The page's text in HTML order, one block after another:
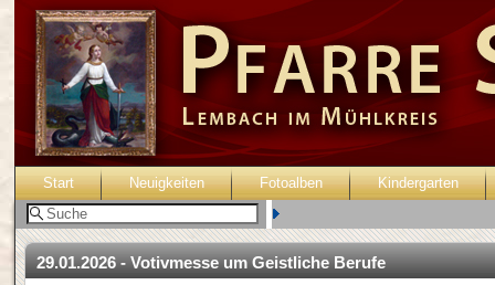
Start Neuigkeiten Fotoalben Kindergarten
29.01.2026 - Votivmesse um Geistliche Berufe